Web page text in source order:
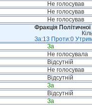
Не голосував
Не голосував
Не голосував
Фракція
За:13 Проти:0
За
Не голосувала
Відсутній
Не голосував
Відсутній
За
Відсутній
За